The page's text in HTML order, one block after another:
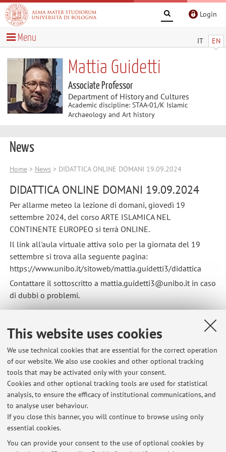
This website uses cookies
We use technical cookies that are essential for the correct operation
of our website. We also use cookies and other optional tracking
tools that may be activated only with your consent.
Cookies and other optional tracking tools are used for statistical
analysis, to ensure the efficacy of institutional communications, and
to analyse user behaviour.
If you close this banner, you will continue to browse using only
essential cookies.
You can provide your consent to the use of optional cookies by
Login
IT EN
Menu
Mattia Guidetti
Associate Professor
Department of History and Cultures
Academic discipline: STAA-01/K Islamic
Archaeology and Art history
News
Home> News > DIDATTICA ONLINE DOMANI 19.09.2024
DIDATTICA ONLINE DOMANI 19.09.2024
Per allarme meteo la lezione di domani, giovedì 19
settembre 2024, del corso ARTE ISLAMICA NEL
CONTINENTE EUROPEO si terrà ONLINE.
Il link all'aula virtuale attiva solo per la giornata del 19
settembre si trova alla seguente pagina:
https://www.unibo.it/sitoweb/mattia.guidetti3/didattica
Contattare il sottoscritto a mattia.guidetti3@unibo.it in caso
di dubbi o problemi.
Latest news
Ciclo di seminari dedicati alla collezione di manoscritti orientali di
Luigi Ferdinando Marsili
Published on: November 11 2025
CANCELLAZIONE LEZIONE DEL 27/09/2024